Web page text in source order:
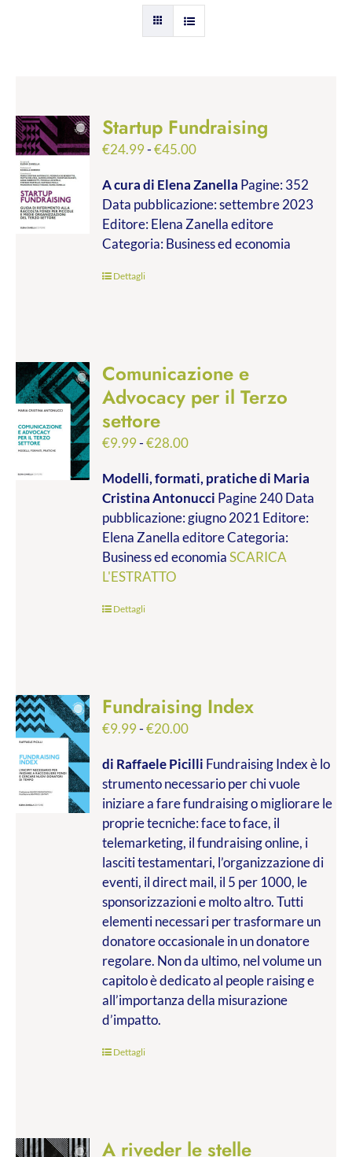
Startup Fundraising
€24.99-€45.00Fascia
prezzo:
da
€24.99
a
A cura di Elena Zanella Pagine: 352
Data pubblicazione: settembre 2023
Editore: Elena Zanella editore
Categoria: Business ed economia
Dettagli
Comunicazione e
Advocacy per il Terzo
settore
€9.99-€28.00Fascia
prezzo:
da
€9.99
a
€28.00
Modelli, formati, pratichedi Maria
Cristina Antonucci Pagine 240 Data
pubblicazione: giugno 2021 Editore:
Elena Zanella editore Categoria:
Business ed economiaSCARICA
L'ESTRATTO
Dettagli
Fundraising Index
€9.99-€20.00Fascia
prezzo:
da
€9.99
a
€20.00
di Raffaele Picilli Fundraising Index è lo
strumento necessario per chi vuole
iniziare a fare fundraising o migliorare le
proprie tecniche: face to face, il
telemarketing, il fundraising online, i
lasciti testamentari, l’organizzazione di
eventi, il direct mail, il 5 per 1000, le
sponsorizzazioni e molto altro. Tutti
elementi necessari per trasformare un
donatore occasionale in un donatore
regolare. Non da ultimo, nel volume un
capitolo è dedicato al people raising e
all’importanza della misurazione
d’impatto.
Dettagli
A riveder le stelle